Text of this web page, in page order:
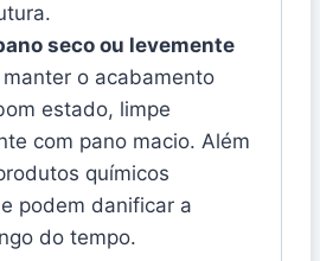
seco ou levemente
manter o acabamento
estado, limpe
com pano macio. Além
químicos
podem danificar a
do tempo.